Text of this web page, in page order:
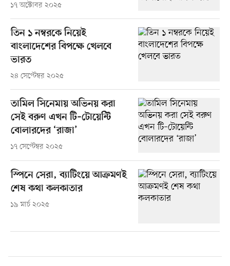
১৭ অক্টোবর ২০২৫
তিন ১ নম্বরকে নিয়েই
বাংলাদেশের বিপক্ষে খেলবে
ভারত
২৪ সেপ্টেম্বর ২০২৫
তামিল সিনেমায় অভিনয় করা
সেই বরুণ এখন টি–টোয়েন্টি
বোলারদের ‘রাজা’
১৭ সেপ্টেম্বর ২০২৫
স্পিনে সেরা, ব্যাটিংয়ে আক্রমণই
শেষ কথা কলকাতার
১৯ মার্চ ২০২৫